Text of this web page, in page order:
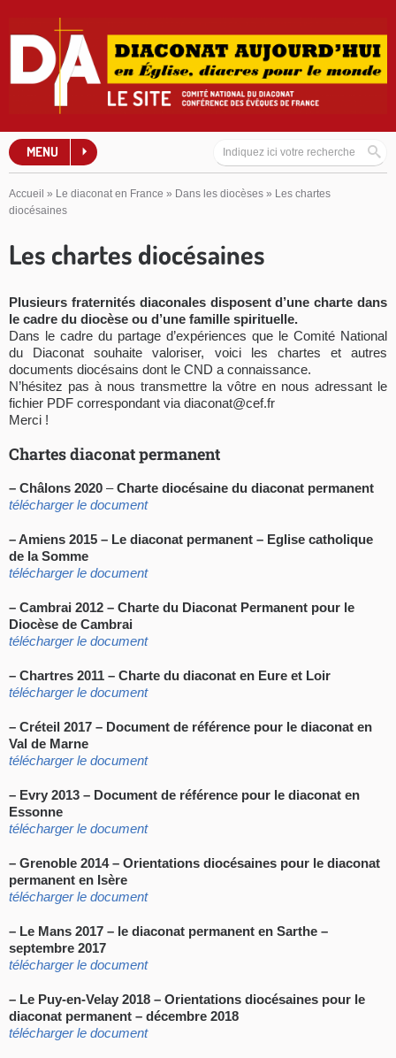
MENU
Accueil » Le diaconat en France » Dans les diocèses » Les chartes
diocésaines
Les chartes diocésaines
Plusieurs fraternités diaconales disposent d’une charte dans
le cadre du diocèse ou d’une famille spirituelle.
Dans le cadre du partage d’expériences que le Comité National
du Diaconat souhaite valoriser, voici les chartes et autres
documents diocésains dont le CND a connaissance.
N’hésitez pas à nous transmettre la vôtre en nous adressant le
fichier PDF correspondant via diaconat@cef.fr
Merci !
Chartes diaconat permanent
– Châlons 2020 –Charte diocésaine du diaconat permanent
télécharger le document
– Amiens 2015 – Le diaconat permanent – Eglise catholique
de la Somme
télécharger le document
– Cambrai 2012 – Charte du Diaconat Permanent pour le
Diocèse de Cambrai
télécharger le document
– Chartres 2011 – Charte du diaconat en Eure et Loir
télécharger le document
– Créteil 2017 – Document de référence pour le diaconat en
Val de Marne
télécharger le document
– Evry 2013 – Document de référence pour le diaconat en
Essonne
télécharger le document
– Grenoble 2014 – Orientations diocésaines pour le diaconat
permanent en Isère
télécharger le document
– Le Mans 2017 – le diaconat permanent en Sarthe –
septembre 2017
télécharger le document
– Le Puy-en-Velay 2018 – Orientations diocésaines pour le
diaconat permanent – décembre 2018
télécharger le document